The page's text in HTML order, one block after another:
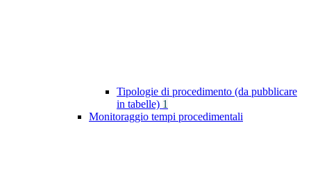
Tipologie di procedimento (da pubblicare
in tabelle) 1
Monitoraggio tempi procedimentali